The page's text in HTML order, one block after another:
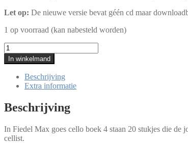
Let op: De nieuwe versie bevat géén cd maar
1 op voorraad (kan nabesteld worden)
Fiedel
Max
goes
cello
boek
aantal
In winkelmand
Beschrijving
Extra informatie
Beschrijving
In Fiedel Max goes cello boek 4 staan 20 stukjes die de
cellist.